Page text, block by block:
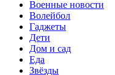
Военные новости
Волейбол
Гаджеты
Дети
Дом и сад
Еда
Звёзды